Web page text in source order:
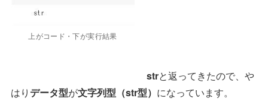
上がコード・下が実行結果
strと返ってきたので、や
はり データ型が文字列型（str型） になっています。